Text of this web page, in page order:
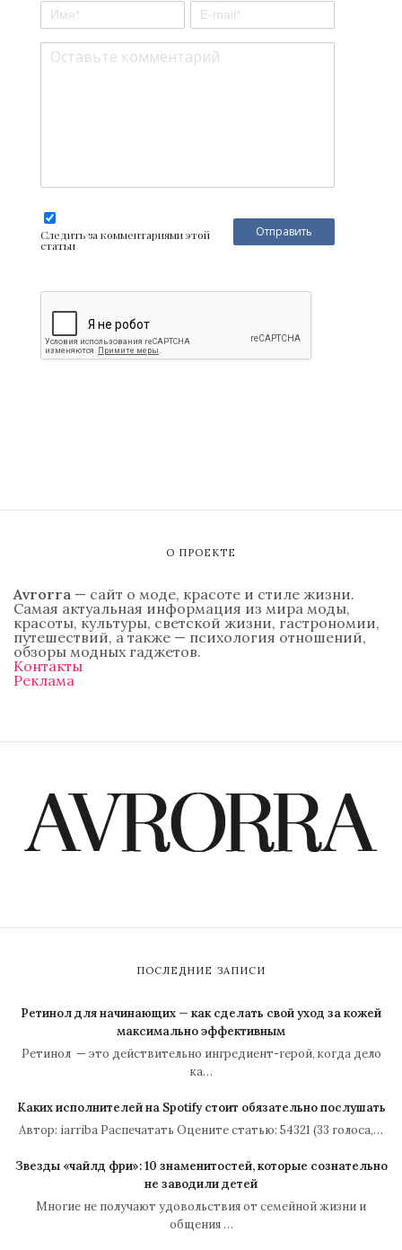
Следить за комментариями этой
статьи
О ПРОЕКТЕ
Avrorra — сайт о моде, красоте и стиле жизни.
Самая актуальная информация из мира моды,
красоты, культуры, светской жизни, гастрономии,
путешествий, а также — психология отношений,
обзоры модных гаджетов.
Контакты
Реклама
ПОСЛЕДНИЕ ЗАПИСИ
Ретинол для начинающих — как сделать свой уход за кожей
максимально эффективным
Ретинол — это действительно ингредиент-герой, когда дело
ка…
Каких исполнителей на Spotify стоит обязательно послушать
Автор: iarriba Распечатать Оцените статью: 54321 (33 голоса,…
Звезды «чайлд фри»: 10 знаменитостей, которые сознательно
не заводили детей
Многие не получают удовольствия от семейной жизни и
общения …